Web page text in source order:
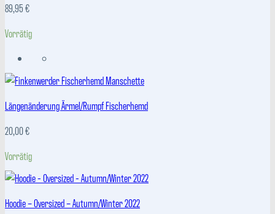
89,95€
Vorrätig
Längenänderung Ärmel/Rumpf Fischerhemd
20,00€
Vorrätig
Hoodie – Oversized – Autumn/Winter 2022